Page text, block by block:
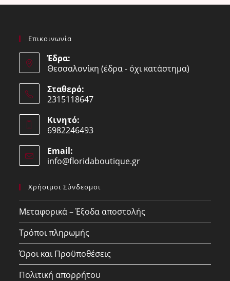
Επικοινωνία
Έδρα:
Θεσσαλονίκη (έδρα - όχι κατάστημα)
Σταθερό:
2315118647
in
your
application
Κινητό:
6982246493
in
your
Email:
info@floridaboutique.grOpens
Χρήσιμοι Σύνδεσμοι
Μεταφορικά – Έξοδα αποστολής
Τρόποι πληρωμής
Όροι και Προϋποθέσεις
Πολιτική απορρήτου